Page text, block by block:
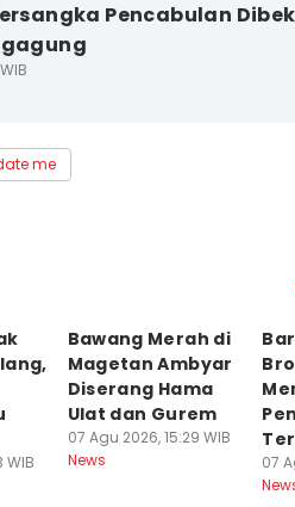
Pencabulan
me
WIB
Bawang Merah di
Magetan Ambyar
Diserang Hama
Ulat dan Gurem
07 Agu 2026, 15:29 WIB
News
07